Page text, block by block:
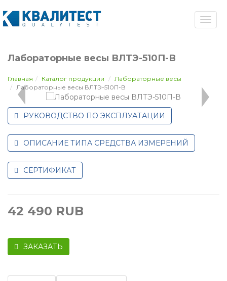
Лабораторные весы ВЛТЭ-510П-В
Главная Каталог продукции
Лабораторные весы
Лабораторные весы ВЛТЭ-510П-В
РУКОВОДСТВО ПО ЭКСПЛУАТАЦИИ
ОПИСАНИЕ ТИПА СРЕДСТВА ИЗМЕРЕНИЙ
СЕРТИФИКАТ
42 490 RUB
ЗАКАЗАТЬ